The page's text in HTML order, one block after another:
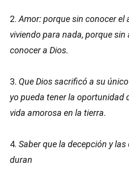
2. Amor: porque sin conocer
viviendo para nada, porque
conocer a Dios.
3. Que Dios sacrificó a su
yo pueda tener la oportunidad
vida amorosa en la tierra.
4. Saber que la decepción y
duran